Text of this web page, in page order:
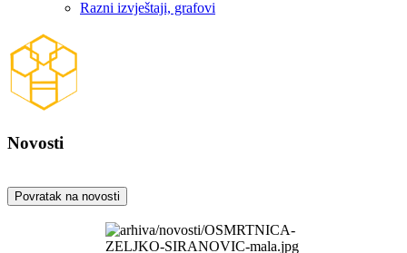
Razni izvještaji, grafovi
Novosti
Povratak na novosti